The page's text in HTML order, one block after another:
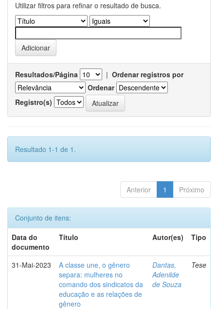
Utilizar filtros para refinar o resultado de busca.
Resultados/Página | Ordenar registros por
Ordenar
Registro(s)
Resultado 1-1 de 1.
Anterior 1 Próximo
Conjunto de itens:
Data do
documento
Título Autor(es) Tipo
31-Mai-2023
A classe une, o gênero
separa: mulheres no
comando dos sindicatos da
educação e as relações de
gênero
Dantas,
Adenilde
de Souza
Tese